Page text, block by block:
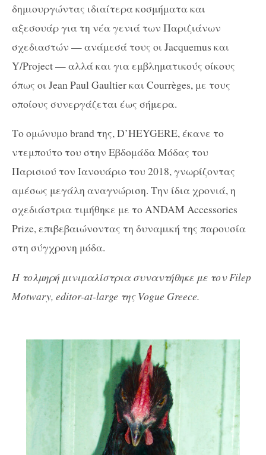
δημιουργώντας ιδιαίτερα κοσμήματα και
αξεσουάρ για τη νέα γενιά των Παριζιάνων
σχεδιαστών — ανάμεσά τους οι Jacquemus και
Y/Project — αλλά και για εμβληματικούς οίκους
όπως οι Jean Paul Gaultier και Courrèges, με τους
οποίους συνεργάζεται έως σήμερα.
Το ομώνυμο brand της, D’HEYGERE, έκανε το
ντεμπούτο του στην Εβδομάδα Μόδας του
Παρισιού τον Ιανουάριο του 2018, γνωρίζοντας
αμέσως μεγάλη αναγνώριση. Την ίδια χρονιά, η
σχεδιάστρια τιμήθηκε με το ANDAM Accessories
Prize, επιβεβαιώνοντας τη δυναμική της παρουσία
στη σύγχρονη μόδα.
Η τολμηρή μινιμαλίστρια συναντήθηκε με τον Filep
Motwary, editor-at-large της Vogue Greece.